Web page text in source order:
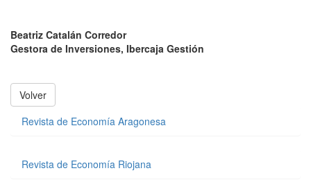
Beatriz Catalán Corredor
Gestora de Inversiones, Ibercaja Gestión
Volver
Revista de Economía Aragonesa
Revista de Economía Riojana